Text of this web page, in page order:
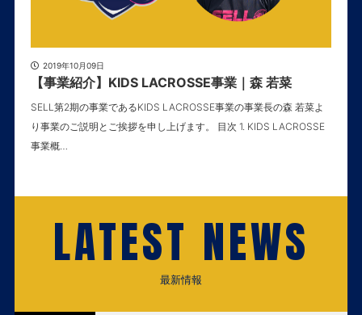
2019年10月09日
【事業紹介】KIDS LACROSSE事業｜森 若菜
SELL第2期の事業であるKIDS LACROSSE事業の事業長の森 若菜よ
り事業のご説明とご挨拶を申し上げます。 目次 1. KIDS LACROSSE
事業概…
LATEST NEWS
最新情報